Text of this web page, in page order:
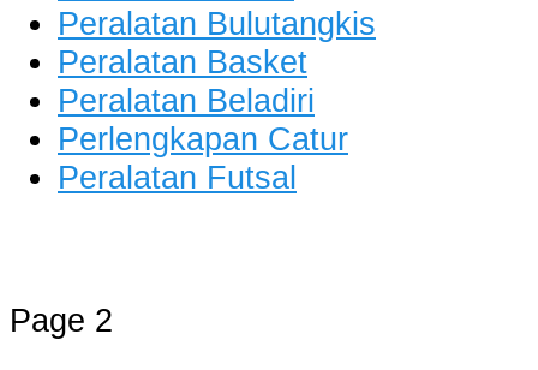
Peralatan Bulutangkis
Peralatan Basket
Peralatan Beladiri
Perlengkapan Catur
Peralatan Futsal
Distributor Alat Olahraga
Jual Alat Olahraga Murah, Lengkap
Page 2